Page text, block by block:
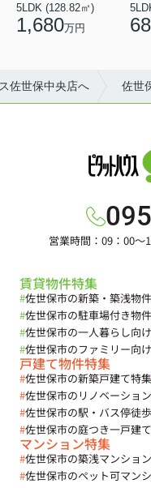
5LDK (128.82㎡)
1,680万円
佐世保中央店へ 佐世
営業時間：09：00
賃貸物件特集
#佐世保市の新築・築浅物
#佐世保市の駐車場付き物
#佐世保市の一人暮らし向
#佐世保市のファミリー向
戸建て物件特集
#佐世保市の新築戸建て特集
#佐世保市のリノベーショ
#佐世保市の駅・バス停徒
#佐世保市の庭つき一戸建
マンション特集
#佐世保市の築浅マンショ
#佐世保市のペット可マン